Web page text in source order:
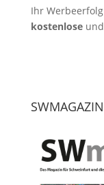
Ihr
kostenloseund
SWMAGAZIN